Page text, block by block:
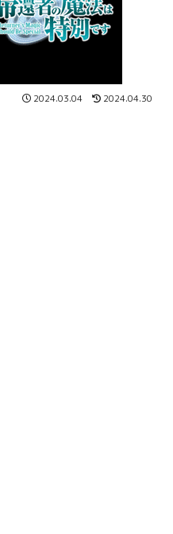
2024.03.04 2024.04.30